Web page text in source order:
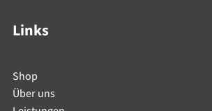
Links
Shop
Über uns